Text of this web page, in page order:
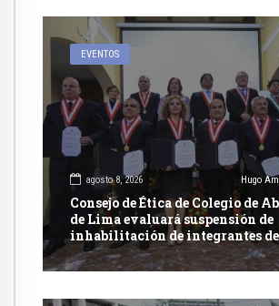
EVENTOS
agosto 8, 2026 Hugo
Consejo de Ética de Colegio de
de Lima evaluará suspensión de
inhabilitación de integrantes
Nacional de Justicia